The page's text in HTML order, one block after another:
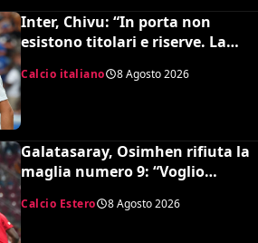
Inter, Chivu: “In porta non
esistono titolari e riserve. La
Calcio italiano 8 Agosto 2026
Galatasaray, Osimhen rifiuta la
maglia numero 9: “Voglio
Calcio Estero 8 Agosto 2026